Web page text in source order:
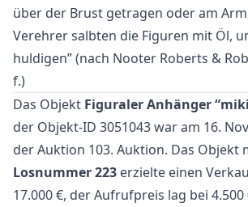
über der Brust getragen oder am
Verehrer salbten die Figuren mit Öl,
huldigen” (nach Nooter Roberts &
f.)
Das Objekt Figuraler Anhänger
der Objekt-ID 3051043 war am 16.
der Auktion 103. Auktion. Das Objekt
Losnummer 223 erzielte einen
17.000 €, der Aufrufpreis lag bei 4.500